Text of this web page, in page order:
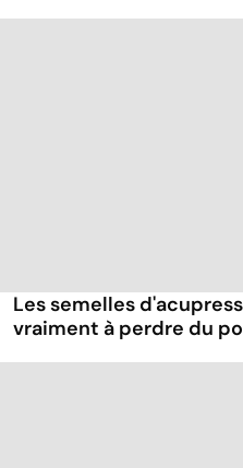
Les semelles
vraiment à perdre du